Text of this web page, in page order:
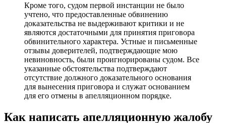
Кроме того, судом первой инстанции не было
учтено, что предоставленные обвинению
доказательства не выдерживают критики и не
являются достаточными для принятия приговора
обвинительного характера. Устные и письменные
отзывы доверителей, подтверждающие мою
невиновность, были проигнорированы судом. Все
указанные обстоятельства подтверждают
отсутствие должного доказательного основания
для вынесения приговора и служат основанием
для его отмены в апелляционном порядке.
Как написать апелляционную жалобу